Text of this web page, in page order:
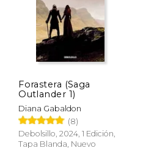
15%
dcto.
Forastera (Saga
Outlander 1)
Diana Gabaldon
(8)
Debolsillo, 2024, 1 Edición,
Tapa Blanda, Nuevo